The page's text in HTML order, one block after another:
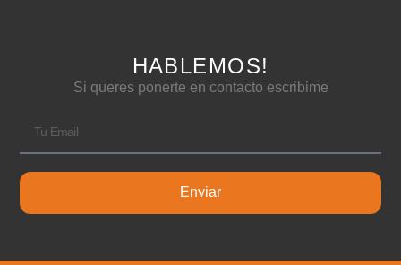
HABLEMOS!
Si queres ponerte en contacto escribime
Enviar